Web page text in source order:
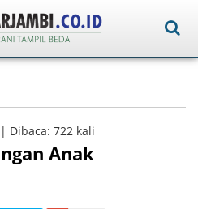
Dibaca: 722 kali
Anak